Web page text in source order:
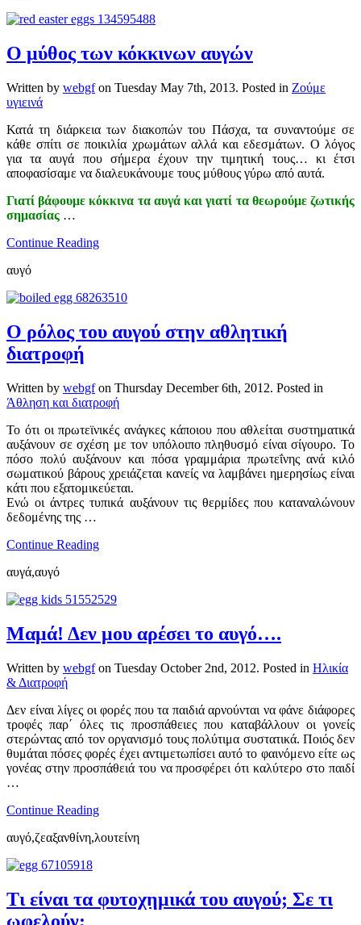
Ο μύθος των κόκκινων αυγών
Written by webgfon Tuesday May 7th, 2013. Posted in Ζούμε
υγιεινά
Κατά τη διάρκεια των διακοπών του Πάσχα, τα συναντούμε σε
κάθε σπίτι σε ποικιλία χρωμάτων αλλά και εδεσμάτων. Ο λόγος
για τα αυγά που σήμερα έχουν την τιμητική τους… κι έτσι
αποφασίσαμε να διαλευκάνουμε τους μύθους γύρω από αυτά.
Γιατί βάφουμε κόκκινα τα αυγά και γιατί τα θεωρούμε ζωτικής
σημασίας …
Continue Reading
αυγό
Ο ρόλος του αυγού στην αθλητική
διατροφή
Written by webgfon Thursday December 6th, 2012. Posted in
Άθληση και διατροφή
Το ότι οι πρωτεϊνικές ανάγκες κάποιου που αθλείται συστηματικά
αυξάνουν σε σχέση με τον υπόλοιπο πληθυσμό είναι σίγουρο. Το
πόσο πολύ αυξάνουν και πόσα γραμμάρια πρωτεΐνης ανά κιλό
σωματικού βάρους χρειάζεται κανείς να λαμβάνει ημερησίως είναι
κάτι που εξατομικεύεται.
Ενώ οι άντρες τυπικά αυξάνουν τις θερμίδες που καταναλώνουν
δεδομένης της …
Continue Reading
αυγά,αυγό
Μαμά! Δεν μου αρέσει το αυγό….
Written by webgfon Tuesday October 2nd, 2012. Posted in Ηλικία
& Διατροφή
Δεν είναι λίγες οι φορές που τα παιδιά αρνούνται να φάνε διάφορες
τροφές παρ΄ όλες τις προσπάθειες που καταβάλλουν οι γονείς
στερώντας από τον οργανισμό τους πολύτιμα συστατικά. Ποιός δεν
θυμάται πόσες φορές έχει αντιμετωπίσει αυτό το φαινόμενο είτε ως
γονέας στην προσπάθειά του να προσφέρει ότι καλύτερο στο παιδί
…
Continue Reading
αυγό,ζεαξανθίνη,λουτείνη
Τι είναι τα φυτοχημικά του αυγού; Σε τι
ωφελούν;